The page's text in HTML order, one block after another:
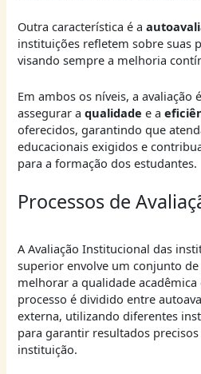
Outra característica é a
instituições refletem sobre suas
visando sempre a melhoria
Em ambos os níveis, a avaliação
assegurar aqualidade e a
oferecidos, garantindo que
educacionais exigidos e
para a formação dos estudantes.
Processos de
A Avaliação Institucional das
superior envolve um conjunto
melhorar a qualidade
processo é dividido entre
externa, utilizando diferentes
para garantir resultados
instituição.